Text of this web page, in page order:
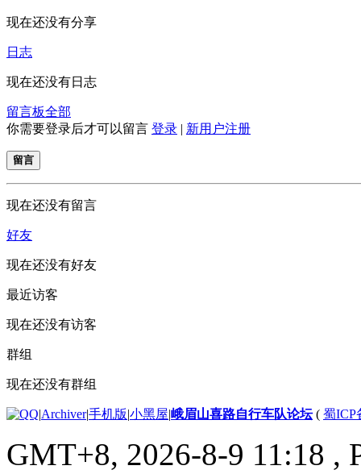
现在还没有分享
日志
现在还没有日志
留言板全部
你需要登录后才可以留言 登录 | 新用户注册
留言
现在还没有留言
好友
现在还没有好友
最近访客
现在还没有访客
群组
现在还没有群组
|Archiver|手机版|小黑屋|峨眉山喜路自行车队论坛( 蜀ICP
GMT+8, 2026-8-9 11:18 ,